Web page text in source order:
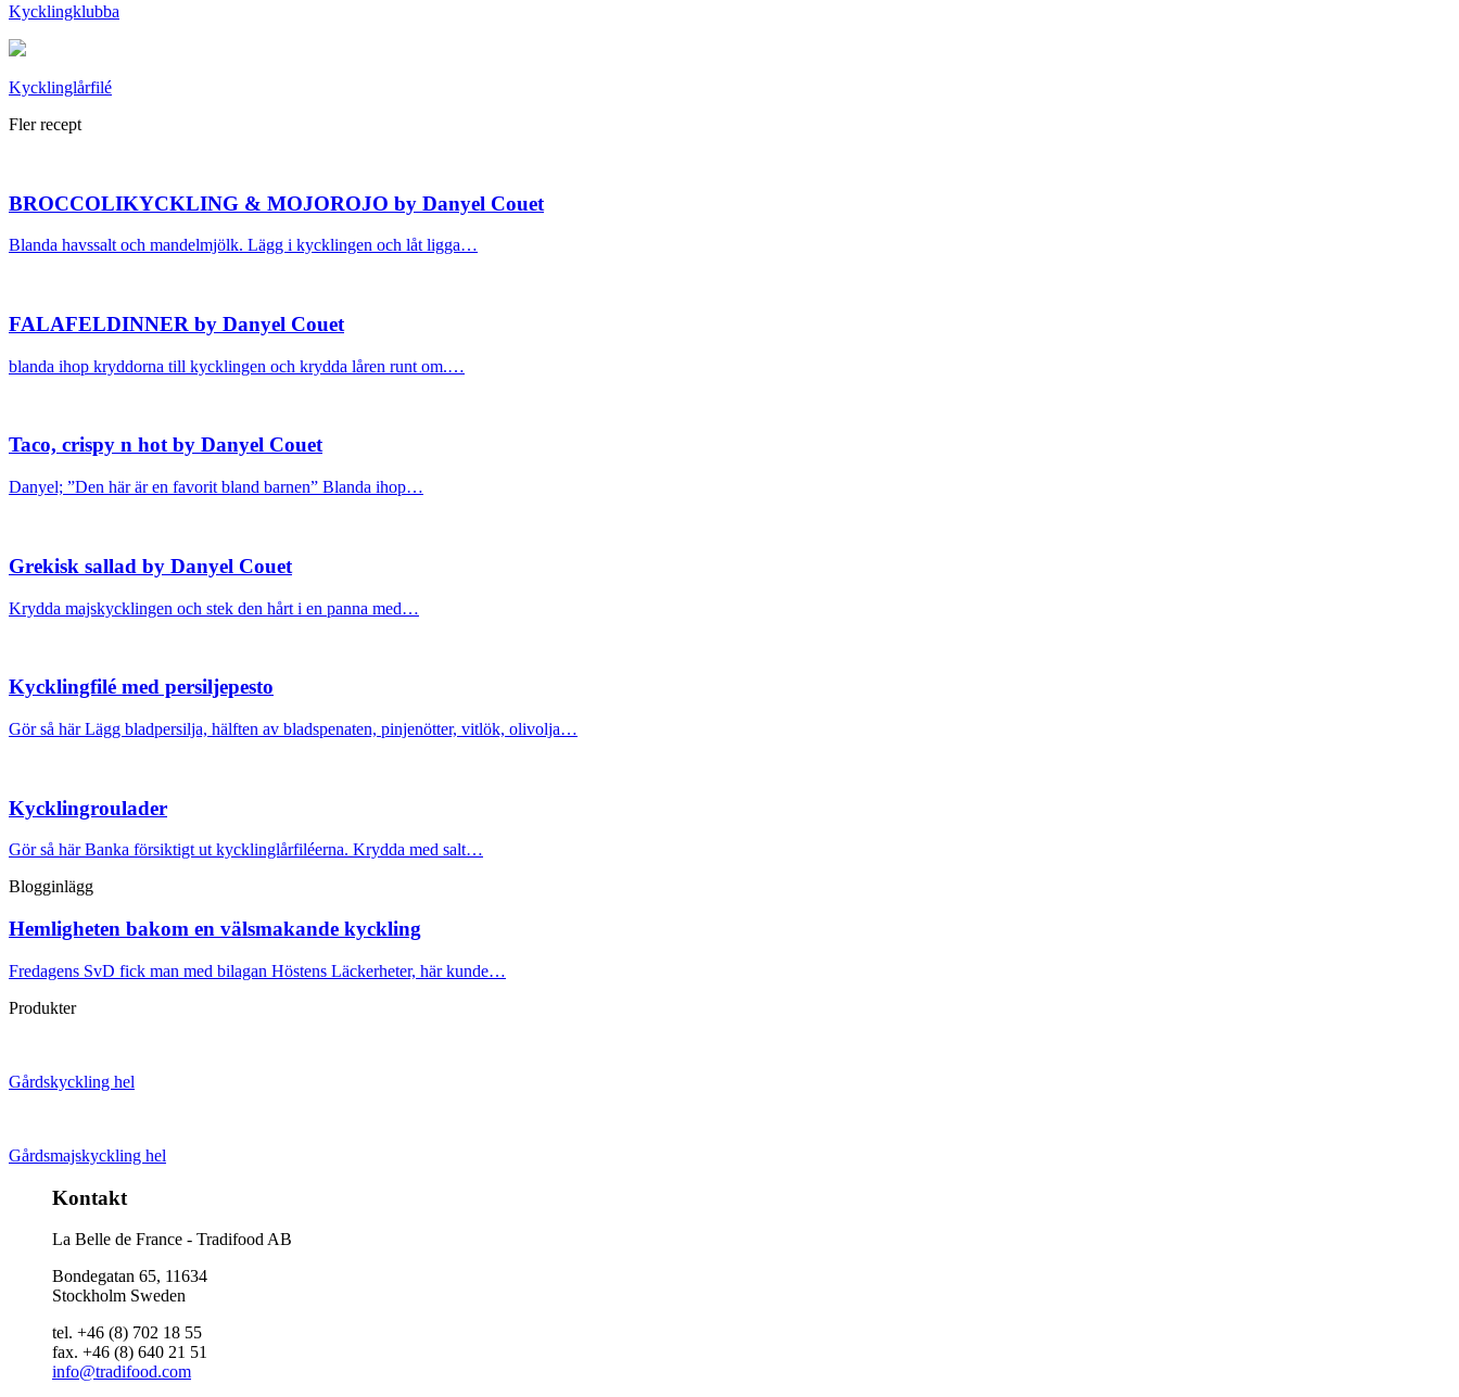
Kycklingklubba
Kycklinglårfilé
Fler recept
BROCCOLIKYCKLING & MOJOROJO by Danyel Couet
Blanda havssalt och mandelmjölk. Lägg i kycklingen och låt ligga…
FALAFELDINNER by Danyel Couet
blanda ihop kryddorna till kycklingen och krydda låren runt om.…
Taco, crispy n hot by Danyel Couet
Danyel; ”Den här är en favorit bland barnen” Blanda ihop…
Grekisk sallad by Danyel Couet
Krydda majskycklingen och stek den hårt i en panna med…
Kycklingfilé med persiljepesto
Gör så här Lägg bladpersilja, hälften av bladspenaten, pinjenötter, vitlök, olivolja…
Kycklingroulader
Gör så här Banka försiktigt ut kycklinglårfiléerna. Krydda med salt…
Blogginlägg
Hemligheten bakom en välsmakande kyckling
Fredagens SvD fick man med bilagan Höstens Läckerheter, här kunde…
Produkter
Gårdskyckling hel
Gårdsmajskyckling hel
Kontakt
La Belle de France - Tradifood AB
Bondegatan 65, 11634
Stockholm Sweden
tel. +46 (8) 702 18 55
fax. +46 (8) 640 21 51
info@tradifood.com